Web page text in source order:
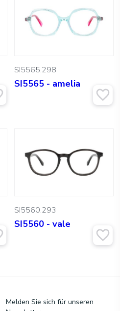
SI5565.298
SI5565 - amelia
SI5560.293
SI5560 - vale
Melden Sie sich für unseren